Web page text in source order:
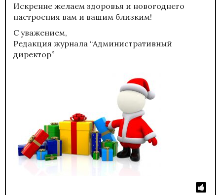
Искренне желаем здоровья и новогоднего
настроения вам и вашим близким!
С уважением,
Редакция журнала “Административный
директор”